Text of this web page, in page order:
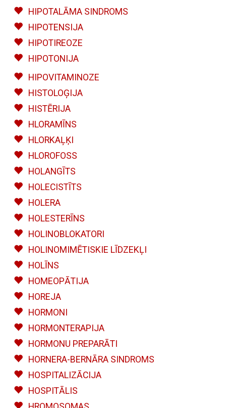
HIPOTALĀMA SINDROMS
HIPOTENSIJA
HIPOTIREOZE
HIPOTONIJA
HIPOVITAMINOZE
HISTOLOĢIJA
HISTĒRIJA
HLORAMĪNS
HLORKAĻĶI
HLOROFOSS
HOLANGĪTS
HOLECISTĪTS
HOLERA
HOLESTERĪNS
HOLINOBLOKATORI
HOLINOMIMĒTISKIE LĪDZEKĻI
HOLĪNS
HOMEOPĀTIJA
HOREJA
HORMONI
HORMONTERAPIJA
HORMONU PREPARĀTI
HORNERA-BERNĀRA SINDROMS
HOSPITALIZĀCIJA
HOSPITĀLIS